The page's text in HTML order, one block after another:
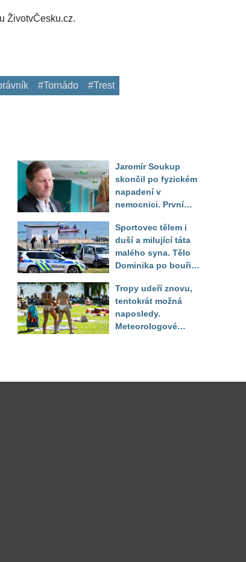
ŽivotvČesku.cz.
#Tornádo #Trest
Jaromír Soukup
skončil po fyzickém
napadení v
nemocnici. První
Sportovec tělem i
duší a milující táta
malého syna. Tělo
Dominika po bouři
až druhý den
Tropy udeří znovu,
tentokrát možná
naposledy.
Meteorologové